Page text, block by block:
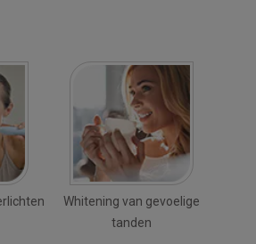
Whitening van gevoelige
tanden